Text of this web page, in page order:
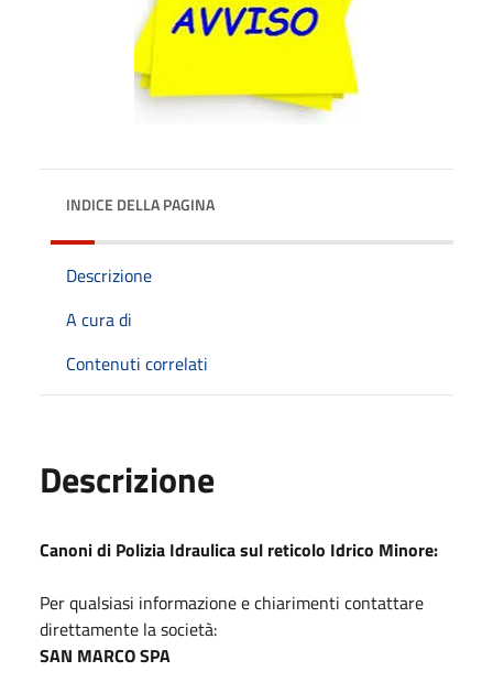
INDICE DELLA PAGINA
Descrizione
A cura di
Contenuti correlati
Descrizione
Canoni di Polizia Idraulica sul reticolo Idrico Minore:
Per qualsiasi informazione e chiarimenti contattare
direttamente la società:
SAN MARCO SPA